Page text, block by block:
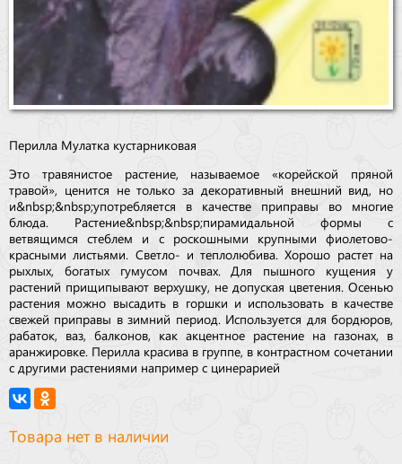
Перилла Мулатка кустарниковая
Это травянистое растение, называемое «корейской пряной
травой», ценится не только за декоративный внешний вид, но
и&nbsp;&nbsp;употребляется в качестве приправы во многие
блюда. Растение&nbsp;&nbsp;пирамидальной формы с
ветвящимся стеблем и с роскошными крупными фиолетово-
красными листьями. Светло- и теплолюбива. Хорошо растет на
рыхлых, богатых гумусом почвах. Для пышного кущения у
растений прищипывают верхушку, не допуская цветения. Осенью
растения можно высадить в горшки и использовать в качестве
свежей приправы в зимний период. Используется для бордюров,
рабаток, ваз, балконов, как акцентное растение на газонах, в
аранжировке. Перилла красива в группе, в контрастном сочетании
с другими растениями например с цинерарией
Товара нет в наличии